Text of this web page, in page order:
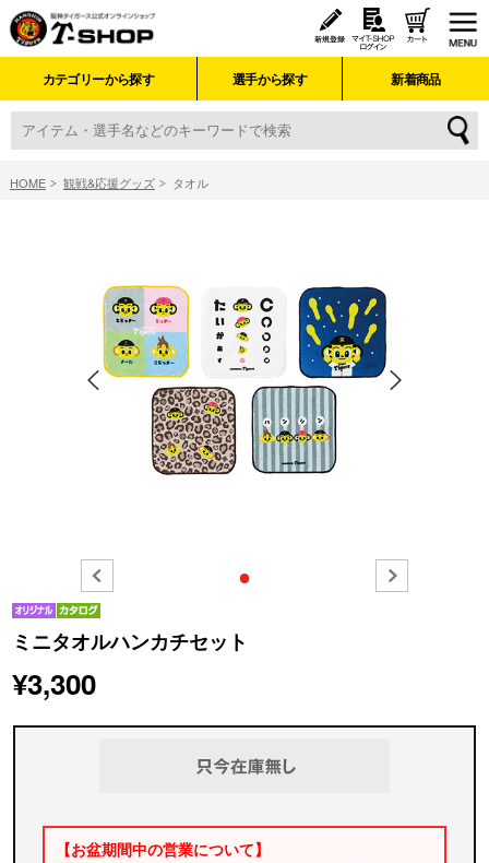
カテゴリーから探す 選手から探す 新着商品
HOME 観戦&応援グッズ タオル
●
ミニタオルハンカチセット
¥3,300
【お盆期間中の営業について】